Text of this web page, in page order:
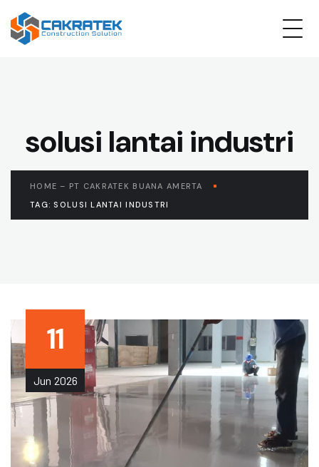
solusi lantai industri
HOME – PT CAKRATEK BUANA AMERTA
TAG: SOLUSI LANTAI INDUSTRI
11
Jun 2026